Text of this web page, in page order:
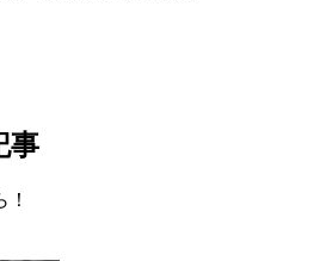
事